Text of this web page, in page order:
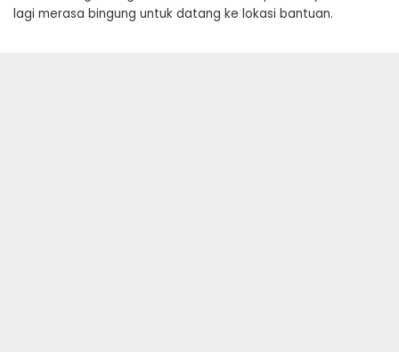
lagi merasa bingung untuk datang ke lokasi bantuan.